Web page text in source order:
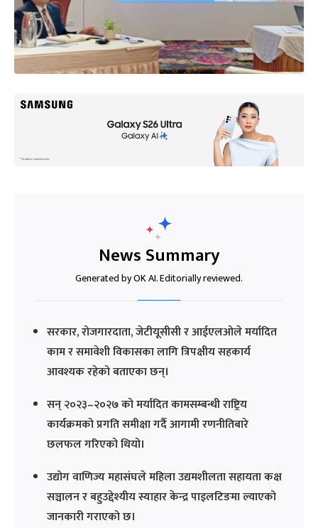
News Summary
Generated by OK AI. Editorially reviewed.
सरकार, रोजगारदाता, जेटीयूसीसी र आईएलओले मर्यादित
काम र समावेशी विकासका लागि त्रिपक्षीय सहकार्य
आवश्यक रहेको बताएका छन्।
सन् २०२३–२०२७ को मर्यादित कामसम्बन्धी राष्ट्रिय
कार्यक्रमको प्रगति समीक्षा गर्दै आगामी रणनीतिबारे
छलफल गरिएको थियो।
उद्योग वाणिज्य महासंघले महिला उद्यमशीलता सहायता कक्ष
सञ्चालन र बहुउद्देश्यीय स्याहार केन्द्र पाइलटिङमा ल्याएको
जानकारी गराएको छ।